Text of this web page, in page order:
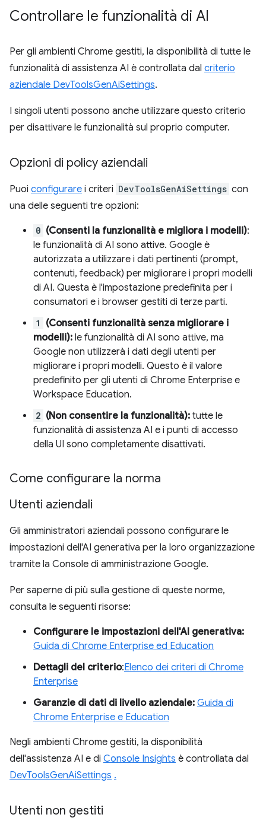
Controllare le funzionalità di AI
Per gli ambienti Chrome gestiti, la disponibilità di tutte le
funzionalità di assistenza AI è controllata dal criterio
aziendale DevToolsGenAiSettings.
I singoli utenti possono anche utilizzare questo criterio
per disattivare le funzionalità sul proprio computer.
Opzioni di policy aziendali
Puoi configurare i criteri DevToolsGenAiSettings con
una delle seguenti tre opzioni:
0 (Consenti la funzionalità e migliora i modelli):
le funzionalità di AI sono attive. Google è
autorizzata a utilizzare i dati pertinenti (prompt,
contenuti, feedback) per migliorare i propri modelli
di AI. Questa è l'impostazione predefinita per i
consumatori e i browser gestiti di terze parti.
1
(Consenti funzionalità senza migliorare i
modelli): le funzionalità di AI sono attive, ma
Google non utilizzerà i dati degli utenti per
migliorare i propri modelli. Questo è il valore
predefinito per gli utenti di Chrome Enterprise e
Workspace Education.
2 (Non consentire la funzionalità): tutte le
funzionalità di assistenza AI e i punti di accesso
della UI sono completamente disattivati.
Come configurare la norma
Utenti aziendali
Gli amministratori aziendali possono configurare le
impostazioni dell'AI generativa per la loro organizzazione
tramite la Console di amministrazione Google.
Per saperne di più sulla gestione di queste norme,
consulta le seguenti risorse:
Configurare le impostazioni dell'AI generativa:
Guida di Chrome Enterprise ed Education
Dettagli del criterio:Elenco dei criteri di Chrome
Enterprise
Garanzie di dati di livello aziendale: Guida di
Chrome Enterprise e Education
Negli ambienti Chrome gestiti, la disponibilità
dell'assistenza AI e di Console Insights è controllata dal
DevToolsGenAiSettings .
Utenti non gestiti